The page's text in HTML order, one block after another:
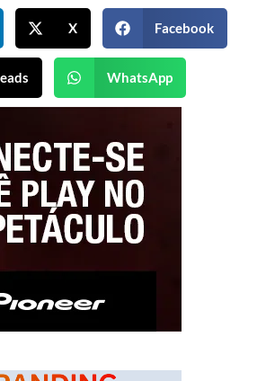
X Facebook
WhatsApp